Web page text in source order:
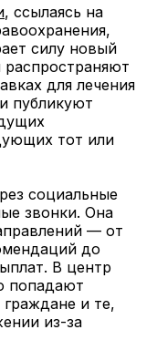
, ссылаясь на
силу новый
для лечения
публикуют
тот или
социальные
звонки. Она
— от
до
В центр
попадают
и те,
из-за